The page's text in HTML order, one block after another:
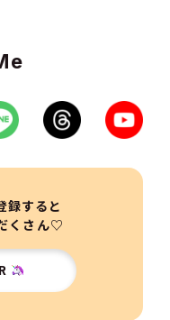
すると
くさん♡